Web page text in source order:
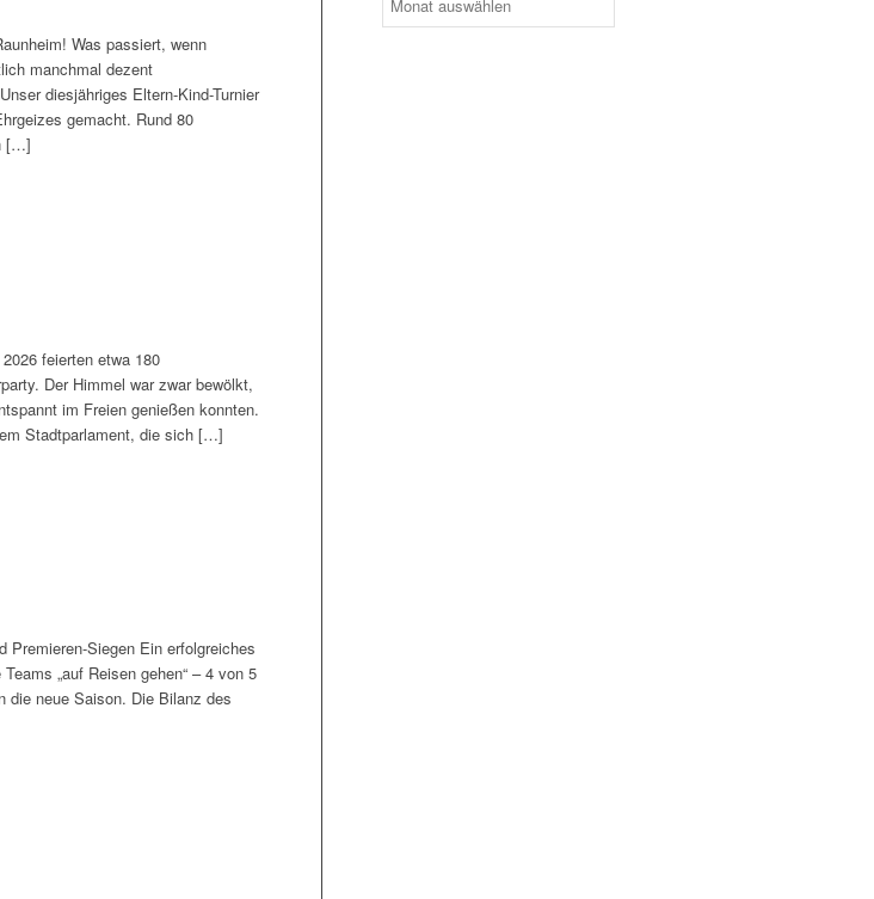
Was passiert, wenn
manchmal dezent
diesjähriges Eltern-Kind-Turnier
gemacht. Rund 80
[…]
feierten etwa 180
Der Himmel war zwar bewölkt,
im Freien genießen konnten.
Stadtparlament, die sich […]
Premieren-Siegen Ein erfolgreiches
„auf Reisen gehen“ – 4 von 5
die neue Saison. Die Bilanz des